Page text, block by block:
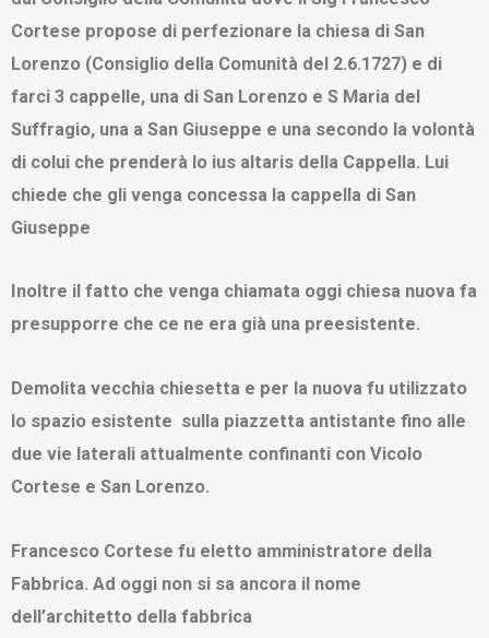
Cortese propose di perfezionare la chiesa di San
Lorenzo (Consiglio della Comunità del 2.6.1727) e di
farci 3 cappelle, una di San Lorenzo e S Maria del
Suffragio, una a San Giuseppe e una secondo la volontà
di colui che prenderà lo ius altaris della Cappella. Lui
chiede che gli venga concessa la cappella di San
Giuseppe
Inoltre il fatto che venga chiamata oggi chiesa nuova fa
presupporre che ce ne era già una preesistente.
Demolita vecchia chiesetta e per la nuova fu utilizzato
lo spazio esistente sulla piazzetta antistante fino alle
due vie laterali attualmente confinanti con Vicolo
Cortese e San Lorenzo.
Francesco Cortese fu eletto amministratore della
Fabbrica. Ad oggi non si sa ancora il nome
dell’architetto della fabbrica